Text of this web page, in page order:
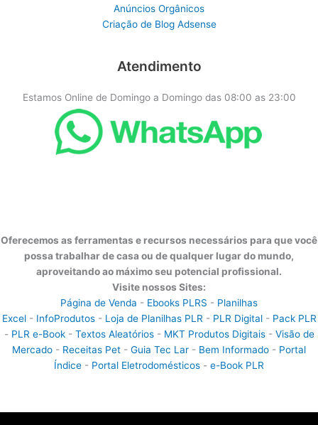
Anúncios Orgânicos
Criação de Blog Adsense
Atendimento
Estamos Online de Domingo a Domingo das 08:00 as 23:00
Oferecemos as ferramentas e recursos necessários para que você
possa trabalhar de casa ou de qualquer lugar do mundo,
aproveitando ao máximo seu potencial profissional.
Visite nossos Sites:
Página de Venda - Ebooks PLRS - Planilhas
Excel- InfoProdutos- Loja de Planilhas PLR - PLR Digital- Pack PLR
- PLR e-Book- Textos Aleatórios- MKT Produtos Digitais- Visão de
Mercado - Receitas Pet - Guia Tec Lar - Bem Informado - Portal
Índice - Portal Eletrodomésticos - e-Book PLR